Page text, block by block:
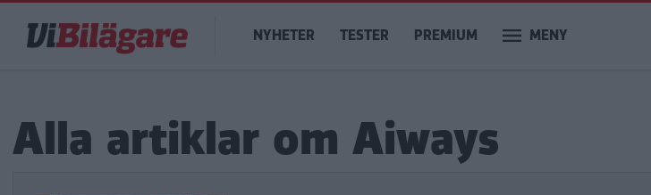
huvudinnehåll
Main
navigation
NYHETER TESTER PREMIUM MENY
Alla artiklar om Aiways